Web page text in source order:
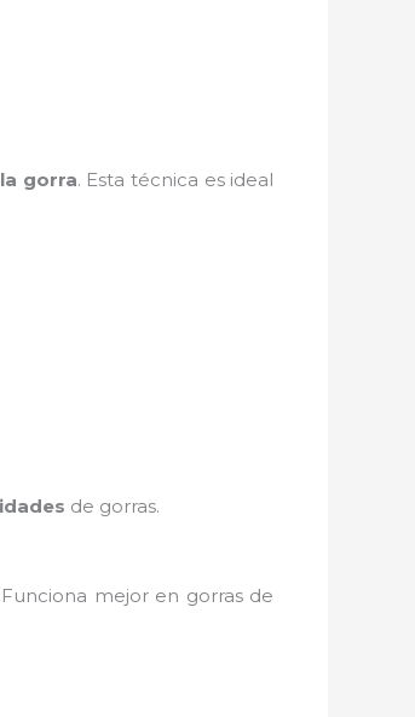
gorra. Esta técnica es ideal
de gorras.
mejor en gorras de